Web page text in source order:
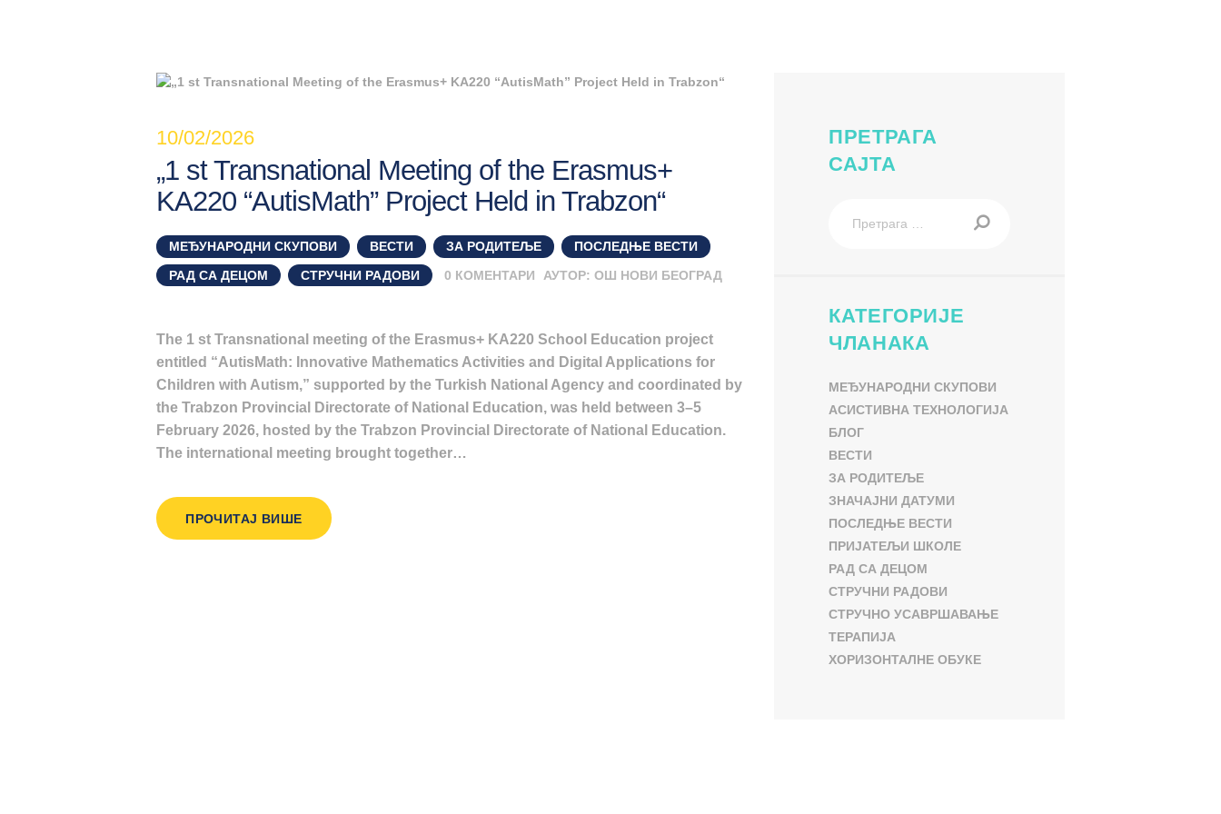
10/02/2026
„1 st Transnational Meeting of the Erasmus+
KA220 “AutisMath” Project Held in Trabzon“
МЕЂУНАРОДНИ СКУПОВИ ВЕСТИ ЗА РОДИТЕЉЕ ПОСЛЕДЊЕ ВЕСТИ
РАД СА ДЕЦОМ
СТРУЧНИ РАДОВИ 0 КОМЕНТАРИ АУТОР:ОШ НОВИ БЕОГРАД
The 1 st Transnational meeting of the Erasmus+ KA220 School Education project
entitled “AutisMath: Innovative Mathematics Activities and Digital Applications for
Children with Autism,” supported by the Turkish National Agency and coordinated by
the Trabzon Provincial Directorate of National Education, was held between 3–5
February 2026, hosted by the Trabzon Provincial Directorate of National Education.
The international meeting brought together…
ПРОЧИТАЈ ВИШЕ
ПРЕТРАГА
САЈТА
КАТЕГОРИЈЕ
ЧЛАНАКА
МЕЂУНАРОДНИ СКУПОВИ
АСИСТИВНА ТЕХНОЛОГИЈА
БЛОГ
ВЕСТИ
ЗА РОДИТЕЉЕ
ЗНАЧАЈНИ ДАТУМИ
ПОСЛЕДЊЕ ВЕСТИ
ПРИЈАТЕЉИ ШКОЛЕ
РАД СА ДЕЦОМ
СТРУЧНИ РАДОВИ
СТРУЧНО УСАВРШАВАЊЕ
ТЕРАПИЈА
ХОРИЗОНТАЛНЕ ОБУКЕ